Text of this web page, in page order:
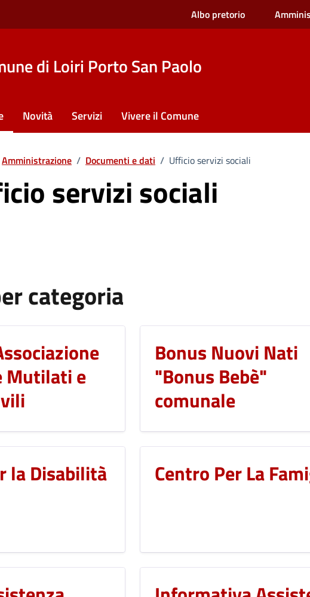
Albo pretorio
di Loiri Porto San Paolo
Novità Servizi Vivere il Comune
Amministrazione / Documenti e dati / Ufficio servizi sociali
servizi sociali
categoria
Mutilati e
Bonus Nuovi Nati
"Bonus Bebè"
comunale
la Disabilità
Centro Per La